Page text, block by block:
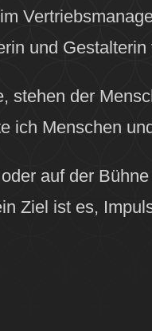
und
stehen der
ich Menschen
auf der
Ziel ist es,